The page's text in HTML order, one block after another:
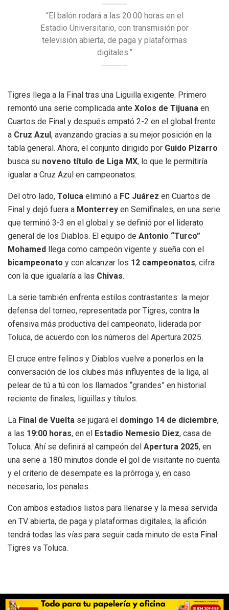
“El balón rodará a las 20:00 horas en el
Estadio Universitario, con transmisión por
televisión abierta, de paga y plataformas
digitales.”
Tigres llega a la Final tras una Liguilla exigente. Primero
remontó una serie complicada ante Xolos de Tijuana en
Cuartos de Final y después empató 2-2 en el global frente
a Cruz Azul , avanzando gracias a su mejor posición en la
tabla general. Ahora, el conjunto dirigido por Guido Pizarro
busca su noveno título de Liga MX, lo que le permitiría
igualar a Cruz Azul en campeonatos.
Del otro lado, Toluca eliminó a FC Juárez en Cuartos de
Final y dejó fuera a Monterrey en Semifinales, en una serie
que terminó 3-3 en el global y se definió por el liderato
general de los Diablos. El equipo de Antonio “Turco”
Mohamed
llega como campeón vigente y sueña con el
bicampeonato y con alcanzar los 12 campeonatos, cifra
con la que igualaría a las Chivas.
La serie también enfrenta estilos contrastantes: la mejor
defensa del torneo, representada por Tigres, contra la
ofensiva más productiva del campeonato, liderada por
Toluca, de acuerdo con los números del Apertura 2025.
El cruce entre felinos y Diablos vuelve a ponerlos en la
conversación de los clubes más influyentes de la liga, al
pelear de tú a tú con los llamados “grandes” en historial
reciente de finales, liguillas y títulos.
La Final de Vuelta se jugará el domingo 14 de diciembre,
a las 19:00 horas, en el Estadio Nemesio Diez, casa de
Toluca. Ahí se definirá al campeón del Apertura 2025, en
una serie a 180 minutos donde el gol de visitante no cuenta
y el criterio de desempate es la prórroga y, en caso
necesario, los penales.
Con ambos estadios listos para llenarse y la mesa servida
en TV abierta, de paga y plataformas digitales, la afición
tendrá todas las vías para seguir cada minuto de esta Final
Tigres vs Toluca.